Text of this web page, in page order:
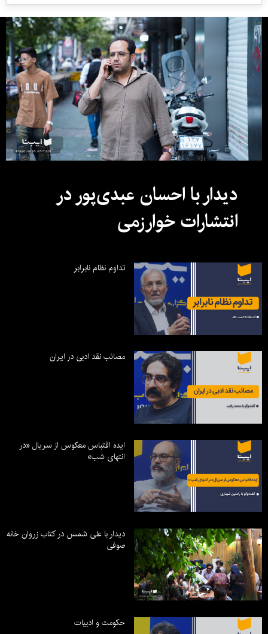
دیدار با احسان عبدی‌پور در
انتشارات خوارزمی
تداوم نظام نابرابر
مصائب نقد ادبی در ایران
ایده اقتباس معکوس از سریال «در
انتهای شب»
دیدار با علی شمس در کتاب زروان خانه
صوفی
حکومت و ادبیات